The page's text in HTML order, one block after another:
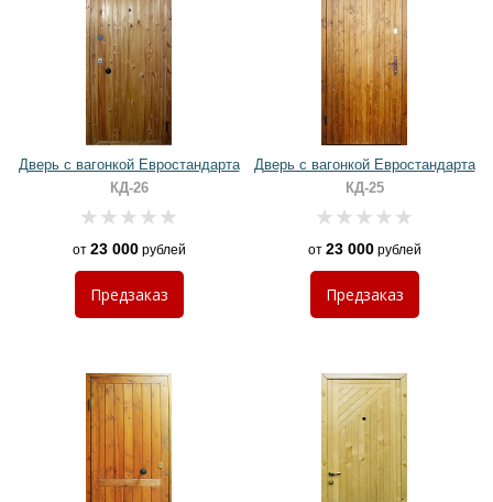
Дверь с вагонкой Евростандарта
КД-26
от 23 000рублей
Предзаказ
Дверь с вагонкой Евростандарта
КД-25
от 23 000рублей
Предзаказ